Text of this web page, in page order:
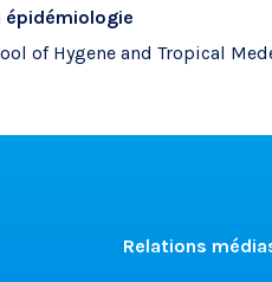
épidémiologie
of Hygene and Tropical
Relations